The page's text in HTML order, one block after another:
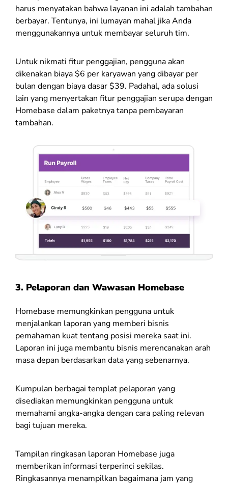
harus menyatakan bahwa layanan ini adalah tambahan
berbayar. Tentunya, ini lumayan mahal jika Anda
menggunakannya untuk membayar seluruh tim.
Untuk nikmati fitur penggajian, pengguna akan
dikenakan biaya $6 per karyawan yang dibayar per
bulan dengan biaya dasar $39. Padahal, ada solusi
lain yang menyertakan fitur penggajian serupa dengan
Homebase dalam paketnya tanpa pembayaran
tambahan.
3. Pelaporan dan Wawasan Homebase
Homebase memungkinkan pengguna untuk
menjalankan laporan yang memberi bisnis
pemahaman kuat tentang posisi mereka saat ini.
Laporan ini juga membantu bisnis merencanakan arah
masa depan berdasarkan data yang sebenarnya.
Kumpulan berbagai templat pelaporan yang
disediakan memungkinkan pengguna untuk
memahami angka-angka dengan cara paling relevan
bagi tujuan mereka.
Tampilan ringkasan laporan Homebase juga
memberikan informasi terperinci sekilas.
Ringkasannya menampilkan bagaimana jam yang